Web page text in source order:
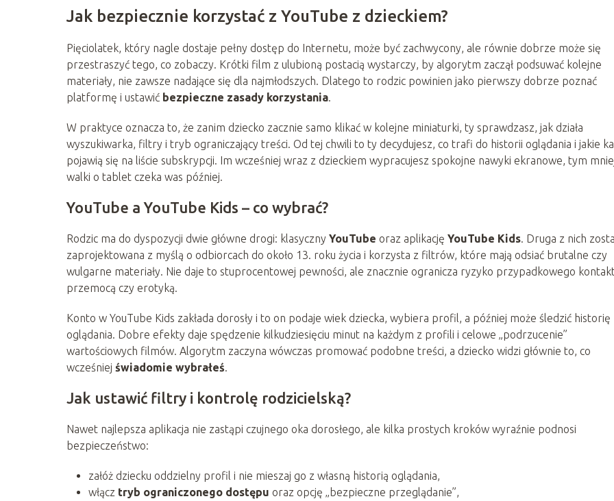
Jak bezpiecznie korzystać z YouTube z dzieckiem?
Pięciolatek, który nagle dostaje pełny dostęp do Internetu, może być zachwycony, ale równie dobrze może się
przestraszyć tego, co zobaczy. Krótki film z ulubioną postacią wystarczy, by algorytm zaczął podsuwać kolejne
materiały, nie zawsze nadające się dla najmłodszych. Dlatego to rodzic powinien jako pierwszy dobrze poznać
platformę i ustawić bezpieczne zasady korzystania.
W praktyce oznacza to, że zanim dziecko zacznie samo klikać w kolejne miniaturki, ty sprawdzasz, jak działa
wyszukiwarka, filtry i tryb ograniczający treści. Od tej chwili to ty decydujesz, co trafi do historii oglądania i jakie
pojawią się na liście subskrypcji. Im wcześniej wraz z dzieckiem wypracujesz spokojne nawyki ekranowe, tym
walki o tablet czeka was później.
YouTube a YouTube Kids – co wybrać?
Rodzic ma do dyspozycji dwie główne drogi: klasyczny YouTube oraz aplikację YouTube Kids. Druga z nich
zaprojektowana z myślą o odbiorcach do około 13. roku życia i korzysta z filtrów, które mają odsiać brutalne czy
wulgarne materiały. Nie daje to stuprocentowej pewności, ale znacznie ogranicza ryzyko przypadkowego
przemocą czy erotyką.
Konto w YouTube Kids zakłada dorosły i to on podaje wiek dziecka, wybiera profil, a później może śledzić historię
oglądania. Dobre efekty daje spędzenie kilkudziesięciu minut na każdym z profili i celowe „podrzucenie”
wartościowych filmów. Algorytm zaczyna wówczas promować podobne treści, a dziecko widzi głównie to, co
wcześniej świadomie wybrałeś.
Jak ustawić filtry i kontrolę rodzicielską?
Nawet najlepsza aplikacja nie zastąpi czujnego oka dorosłego, ale kilka prostych kroków wyraźnie podnosi
bezpieczeństwo:
załóż dziecku oddzielny profil i nie mieszaj go z własną historią oglądania,
włącz tryb ograniczonego dostępu oraz opcję „bezpieczne przeglądanie”,